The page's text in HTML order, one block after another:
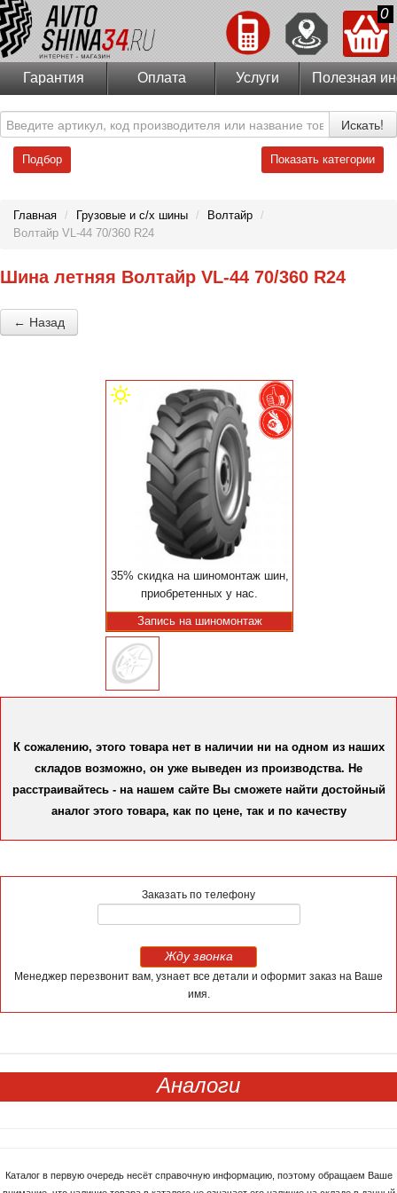
0
Гарантия Оплата Услуги Полезная
Искать!
Подбор Показать категории
Главная / Грузовые и с/х шины / Волтайр /
Волтайр VL-44 70/360 R24
Шина летняя Волтайр VL-44 70/360 R24
← Назад
35% скидка на шиномонтаж шин,
приобретенных у нас.
Запись на шиномонтаж
К сожалению, этого товара нет в наличии ни на одном из наших
складов возможно, он уже выведен из производства. Не
расстраивайтесь - на нашем сайте Вы сможете найти достойный
аналог этого товара, как по цене, так и по качеству
Заказать по телефону
Жду звонка
Менеджер перезвонит вам, узнает все детали и оформит заказ на Ваше
имя.
Аналоги
Каталог в первую очередь несёт справочную информацию, поэтому обращаем Ваше